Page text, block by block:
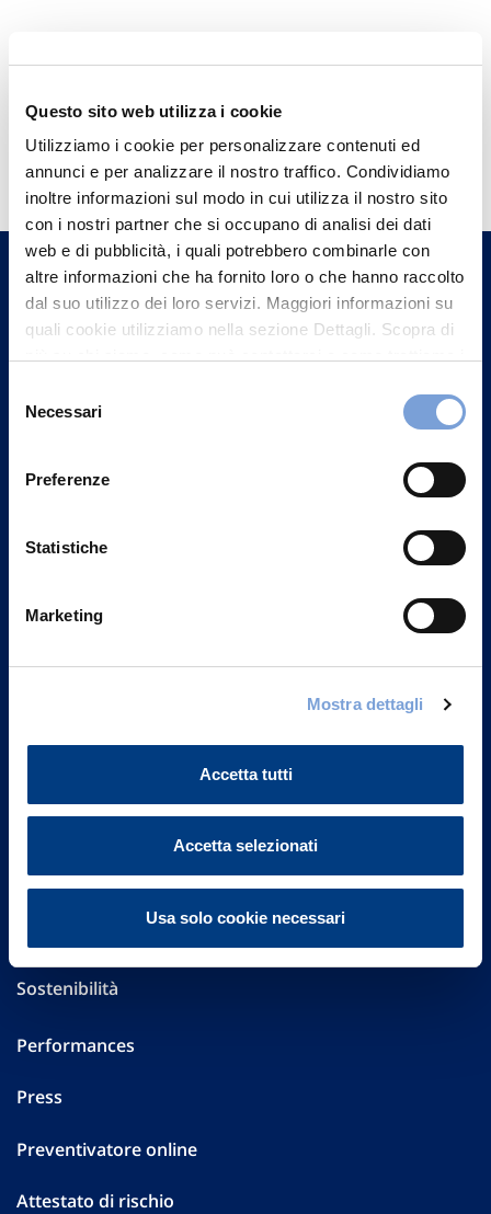
Questo sito web utilizza i cookie
Utilizziamo i cookie per personalizzare contenuti ed
annunci e per analizzare il nostro traffico. Condividiamo
inoltre informazioni sul modo in cui utilizza il nostro sito
con i nostri partner che si occupano di analisi dei dati
web e di pubblicità, i quali potrebbero combinarle con
altre informazioni che ha fornito loro o che hanno raccolto
dal suo utilizzo dei loro servizi. Maggiori informazioni su
quali cookie utilizziamo nella sezione Dettagli. Scopra di
può trovare nel footer del sito nella sezione "Informativa
delNecessari
Preferenze
Statistiche
Marketing
Mostra dettagli
Accetta tutti
Accetta selezionati
Usa solo cookie necessari
Hai bisogno di
informazioni?
Trova l'Agenzia più vicina a te e parla con
un nostro Agente.
Contattaci
Via Ignazio Gardella, 2
Investor Relations
Sostenibilità
Performances
Press
Preventivatore online
Attestato di rischio